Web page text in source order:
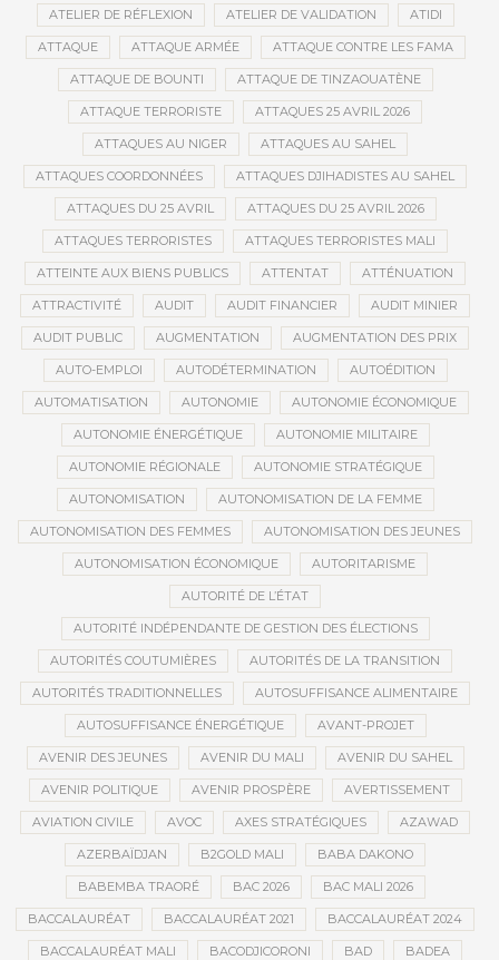
ATELIER DE RÉFLEXION ATELIER DE VALIDATION ATIDI
ATTAQUE ATTAQUE ARMÉE ATTAQUE CONTRE LES FAMA
ATTAQUE DE BOUNTI ATTAQUE DE TINZAOUATÈNE
ATTAQUE TERRORISTE ATTAQUES 25 AVRIL 2026
ATTAQUES AU NIGER ATTAQUES AU SAHEL
ATTAQUES COORDONNÉES ATTAQUES DJIHADISTES AU SAHEL
ATTAQUES DU 25 AVRIL ATTAQUES DU 25 AVRIL 2026
ATTAQUES TERRORISTES ATTAQUES TERRORISTES MALI
ATTEINTE AUX BIENS PUBLICS ATTENTAT ATTÉNUATION
ATTRACTIVITÉ AUDIT AUDIT FINANCIER AUDIT MINIER
AUDIT PUBLIC AUGMENTATION AUGMENTATION DES PRIX
AUTO-EMPLOI AUTODÉTERMINATION AUTOÉDITION
AUTOMATISATION AUTONOMIE AUTONOMIE ÉCONOMIQUE
AUTONOMIE ÉNERGÉTIQUE AUTONOMIE MILITAIRE
AUTONOMIE RÉGIONALE AUTONOMIE STRATÉGIQUE
AUTONOMISATION AUTONOMISATION DE LA FEMME
AUTONOMISATION DES FEMMES AUTONOMISATION DES JEUNES
AUTONOMISATION ÉCONOMIQUE AUTORITARISME
AUTORITÉ DE L’ÉTAT
AUTORITÉ INDÉPENDANTE DE GESTION DES ÉLECTIONS
AUTORITÉS COUTUMIÈRES AUTORITÉS DE LA TRANSITION
AUTORITÉS TRADITIONNELLES AUTOSUFFISANCE ALIMENTAIRE
AUTOSUFFISANCE ÉNERGÉTIQUE AVANT-PROJET
AVENIR DES JEUNES AVENIR DU MALI AVENIR DU SAHEL
AVENIR POLITIQUE AVENIR PROSPÈRE AVERTISSEMENT
AVIATION CIVILE AVOC AXES STRATÉGIQUES AZAWAD
AZERBAÏDJAN B2GOLD MALI BABA DAKONO
BABEMBA TRAORÉ BAC 2026 BAC MALI 2026
BACCALAURÉAT BACCALAURÉAT 2021 BACCALAURÉAT 2024
BACCALAURÉAT MALI BACODJICORONI BAD BADEA